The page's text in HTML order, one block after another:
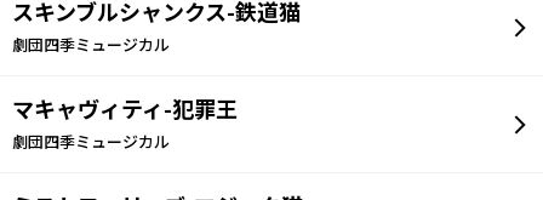
スキンブルシャンクス-鉄道猫
劇団四季ミュージカル
マキャヴィティ-犯罪王
劇団四季ミュージカル